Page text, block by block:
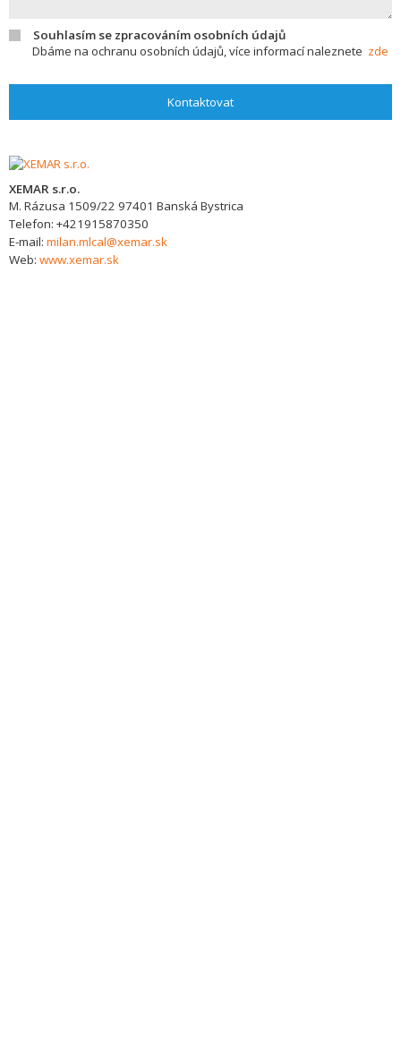
Souhlasím se zpracováním osobních údajů
Dbáme na ochranu osobních údajů, více informací naleznete zde
Kontaktovat
XEMAR s.r.o.
M. Rázusa 1509/22 97401 Banská Bystrica
Telefon: +421915870350
E-mail: milan.mlcal@xemar.sk
Web: www.xemar.sk